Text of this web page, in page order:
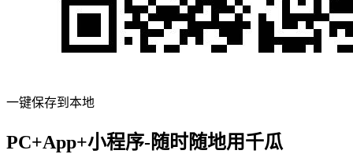
一键保存到本地
PC+App+小程序-随时随地用千瓜